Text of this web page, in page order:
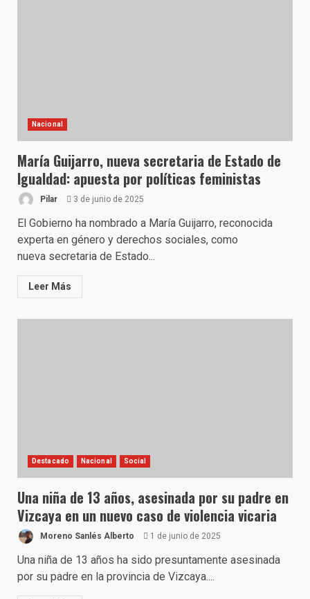
Nacional
María Guijarro, nueva secretaria de Estado de
Igualdad: apuesta por políticas feministas
Pilar 3 de junio de 2025
El Gobierno ha nombrado a María Guijarro, reconocida
experta en género y derechos sociales, como
nueva secretaria de Estado...
Leer Más
Destacado Nacional Social
Una niña de 13 años, asesinada por su padre en
Vizcaya en un nuevo caso de violencia vicaria
Moreno Sanlés Alberto 1 de junio de 2025
Una niña de 13 años ha sido presuntamente asesinada
por su padre en la provincia de Vizcaya....